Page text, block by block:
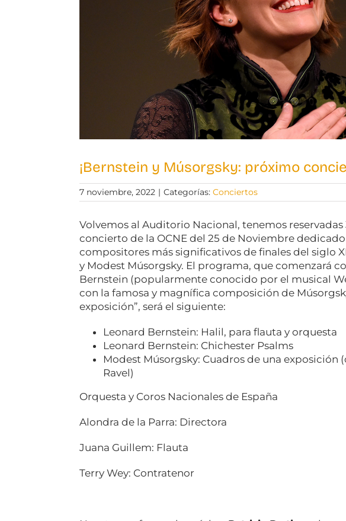
¡Bernstein y Músorgsky: próximo
7 noviembre, 2022 | Categorías:Conciertos
Volvemos al Auditorio Nacional, tenemos reservadas
concierto de la OCNE del 25 de Noviembre
compositores más significativos de finales del siglo
y Modest Músorgsky. El programa, que comenzará
Bernstein (popularmente conocido por el musical
con la famosa y magnífica composición de
exposición”, será el siguiente:
Leonard Bernstein: Halil, para flauta y orquesta
Leonard Bernstein: Chichester Psalms
Modest Músorgsky: Cuadros de una exposición
Ravel)
Orquesta y Coros Nacionales de España
Alondra de la Parra: Directora
Juana Guillem: Flauta
Terry Wey: Contratenor